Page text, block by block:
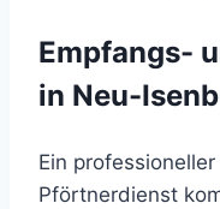
Empfangs-
in Neu-
Ein
Pförtnerdienst